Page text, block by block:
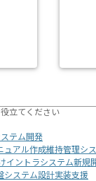
立てください
テム開発
ュアル作成維持管理シ
イントラシステム新規
システム設計実装支援